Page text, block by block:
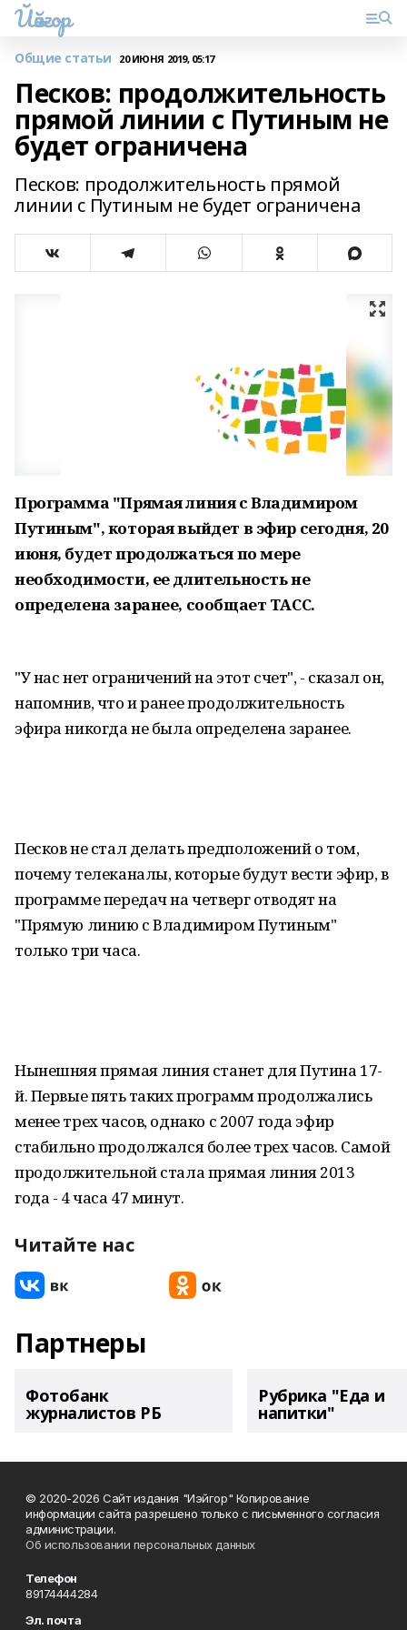
Йәйғор
Общие статьи 20 ИЮНЯ 2019, 05:17
Песков: продолжительность
прямой линии с Путиным не
будет ограничена
Песков: продолжительность прямой
линии с Путиным не будет ограничена
Программа "Прямая линия с Владимиром
Путиным", которая выйдет в эфир сегодня, 20
июня, будет продолжаться по мере
необходимости, ее длительность не
определена заранее, сообщает ТАСС.
"У нас нет ограничений на этот счет", - сказал он,
напомнив, что и ранее продолжительность
эфира никогда не была определена заранее.
Песков не стал делать предположений о том,
почему телеканалы, которые будут вести эфир, в
программе передач на четверг отводят на
"Прямую линию с Владимиром Путиным"
только три часа.
Нынешняя прямая линия станет для Путина 17-
й. Первые пять таких программ продолжались
менее трех часов, однако с 2007 года эфир
стабильно продолжался более трех часов. Самой
продолжительной стала прямая линия 2013
года - 4 часа 47 минут.
Читайте нас
Партнеры
Фотобанк
журналистов РБ
Рубрика "Еда и
напитки"
© 2020-2026 Сайт издания "Иэйгор" Копирование
информации сайта разрешено только с письменного согласия
администрации.
Об использовании персональных данных
Телефон
89174444284
Эл. почта